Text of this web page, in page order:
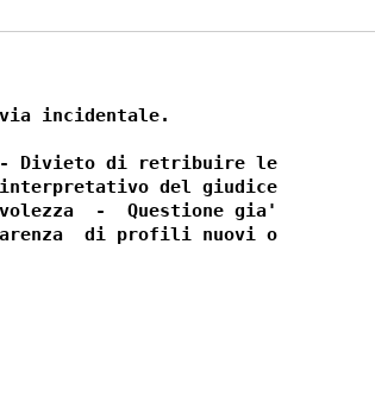
incidentale.
- Divieto di retribuire le
del giudice
-  Questione gia'
di profili nuovi o